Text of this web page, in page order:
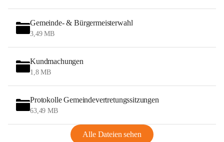
Gemeinde- & Bürgermeisterwahl
3,49 MB
Kundmachungen
1,8 MB
Protokolle Gemeindevertretungssitzungen
63,49 MB
Alle Dateien sehen